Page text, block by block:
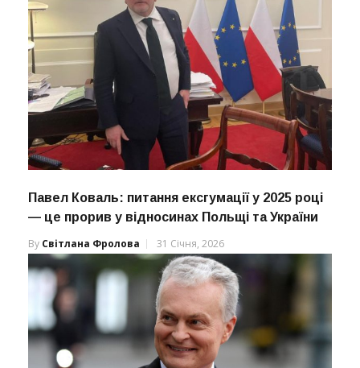
Павел Коваль: питання ексгумації у 2025 році
— це прорив у відносинах Польщі та України
By Світлана Фролова 31 Січня, 2026